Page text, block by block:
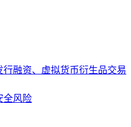
融资、虚拟货币衍生品交易
全风险